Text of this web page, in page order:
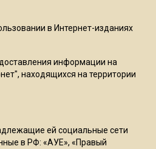
21 июля
Машаров объяснил,
в Интернет-изданиях
информации на
находящихся на территории
ей социальные сети
в РФ: «АУЕ», «Правый